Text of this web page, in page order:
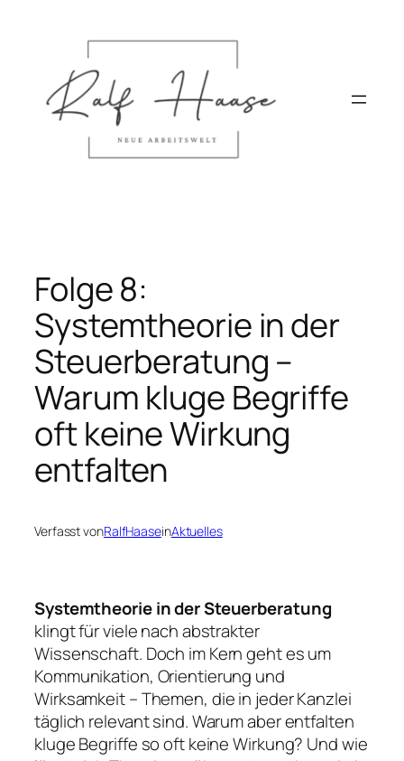
wechseln
Folge 8:
Systemtheorie in der
Steuerberatung –
Warum kluge Begriffe
oft keine Wirkung
entfalten
Verfasst vonRalfHaaseinAktuelles
Systemtheorie in der Steuerberatung
klingt für viele nach abstrakter
Wissenschaft. Doch im Kern geht es um
Kommunikation, Orientierung und
Wirksamkeit – Themen, die in jeder Kanzlei
täglich relevant sind. Warum aber entfalten
kluge Begriffe so oft keine Wirkung? Und wie